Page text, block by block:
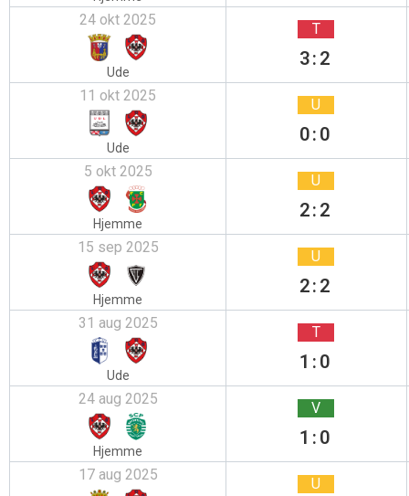
24 okt 2025
Ude
T
3:2
11 okt 2025
Ude
U
0:0
5 okt 2025
Hjemme
U
2:2
15 sep 2025
Hjemme
U
2:2
31 aug 2025
Ude
T
1:0
24 aug 2025
Hjemme
V
1:0
17 aug 2025 U